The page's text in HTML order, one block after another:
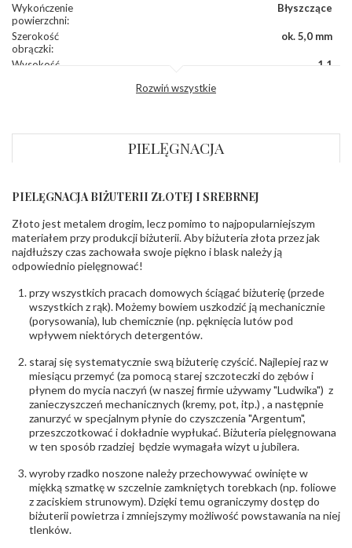
Wykończenie
powierzchni:
Błyszczące
Szerokość
obrączki:
ok. 5,0 mm
Wysokość
1,1
Profil
Płaski
biuro@stelmach.pl
- rodzaj
ostrzeżenia:
, Elementy w wyrobie wykonane z białego złota
zawierają nikiel
Rozwiń wszystkie
PIELĘGNACJA
PIELĘGNACJA BIŻUTERII ZŁOTEJ I SREBRNEJ
Złoto jest metalem drogim, lecz pomimo to najpopularniejszym
materiałem przy produkcji biżuterii. Aby biżuteria złota przez jak
najdłuższy czas zachowała swoje piękno i blask należy ją
odpowiednio pielęgnować!
przy wszystkich pracach domowych ściągać biżuterię (przede
wszystkich z rąk). Możemy bowiem uszkodzić ją mechanicznie
(porysowania), lub chemicznie (np. pęknięcia lutów pod
wpływem niektórych detergentów.
staraj się systematycznie swą biżuterię czyścić. Najlepiej raz w
miesiącu przemyć (za pomocą starej szczoteczki do zębów i
płynem do mycia naczyń (w naszej firmie używamy "Ludwika") z
zanieczyszczeń mechanicznych (kremy, pot, itp.) , a następnie
zanurzyć w specjalnym płynie do czyszczenia "Argentum",
przeszczotkować i dokładnie wypłukać. Biżuteria pielęgnowana
w ten sposób rzadziej będzie wymagała wizyt u jubilera.
wyroby rzadko noszone należy przechowywać owinięte w
miękką szmatkę w szczelnie zamkniętych torebkach (np. foliowe
z zaciskiem strunowym). Dzięki temu ograniczymy dostęp do
biżuterii powietrza i zmniejszymy możliwość powstawania na niej
tlenków.